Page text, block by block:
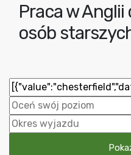
Praca w
osób